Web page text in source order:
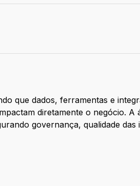
que dados, ferramentas e
diretamente o negócio. A
governança, qualidade das